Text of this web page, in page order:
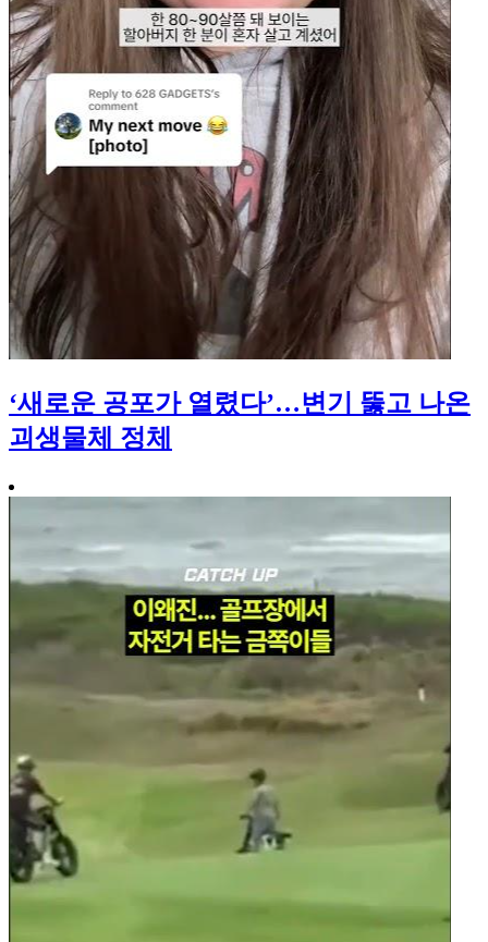
‘새로운 공포가 열렸다’…변기 뚫고 나온
괴생물체 정체